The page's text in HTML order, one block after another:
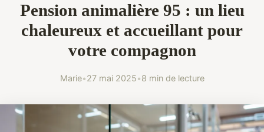
Pension animalière 95 : un lieu
chaleureux et accueillant pour
votre compagnon
Marie•27 mai 2025•8 min de lecture